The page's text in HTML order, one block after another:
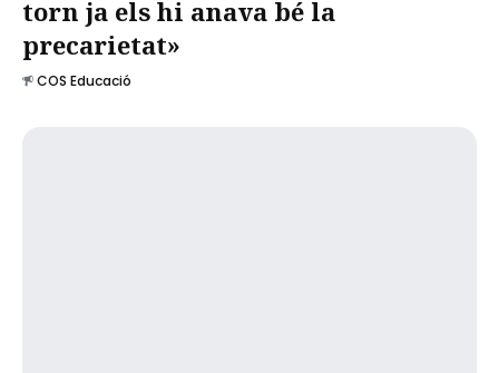
torn ja els hi anava bé la
precarietat»
COS Educació